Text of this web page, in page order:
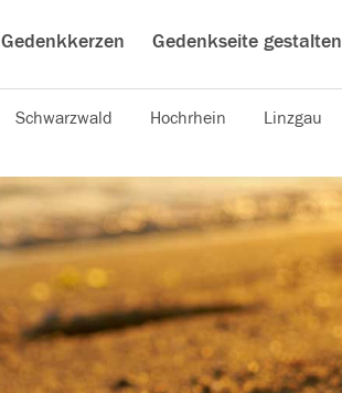
Gedenkkerzen Gedenkseite gestalten
Schwarzwald Hochrhein Linzgau